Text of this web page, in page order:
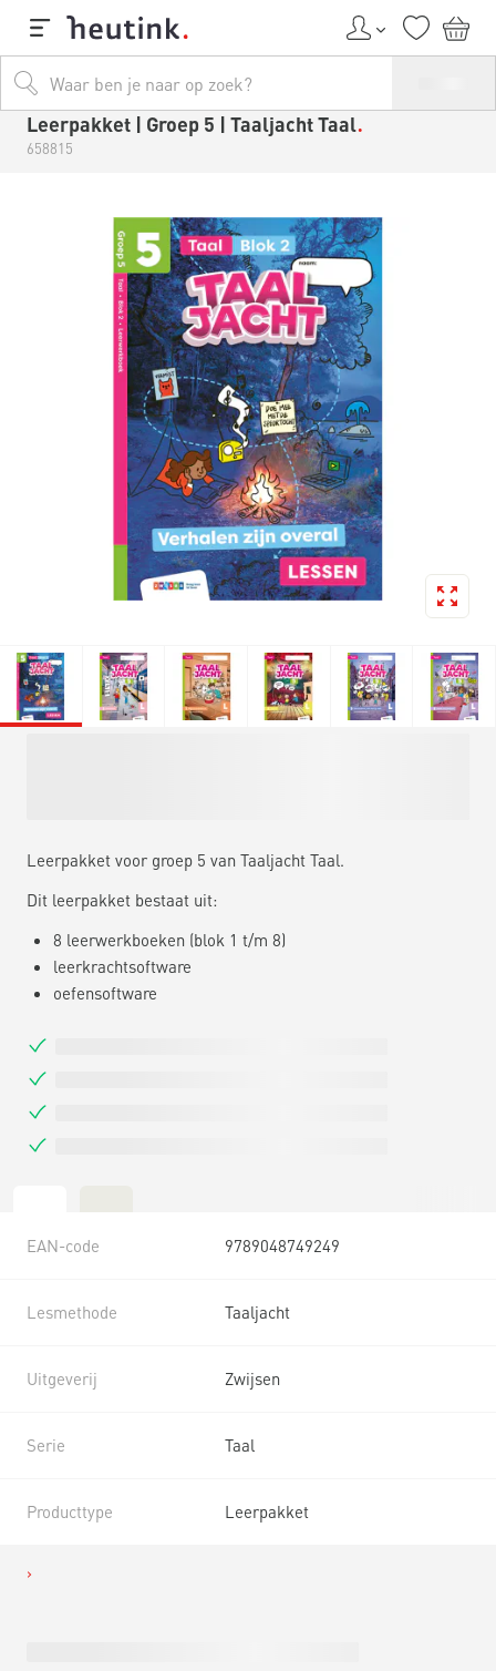
Leerpakket | Groep 5 | Taaljacht Taal
658815
Leerpakket voor groep 5 van Taaljacht Taal.
Dit leerpakket bestaat uit:
8 leerwerkboeken (blok 1 t/m 8)
leerkrachtsoftware
oefensoftware
EAN-code 9789048749249
Lesmethode Taaljacht
Uitgeverij Zwijsen
Serie Taal
Producttype Leerpakket